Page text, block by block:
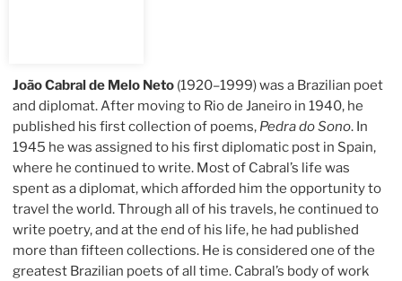
João Cabral de Melo Neto (1920–1999) was a Brazilian poet
and diplomat. After moving to Rio de Janeiro in 1940, he
published his first collection of poems, Pedra do Sono. In
1945 he was assigned to his first diplomatic post in Spain,
where he continued to write. Most of Cabral’s life was
spent as a diplomat, which afforded him the opportunity to
travel the world. Through all of his travels, he continued to
write poetry, and at the end of his life, he had published
more than fifteen collections. He is considered one of the
greatest Brazilian poets of all time. Cabral’s body of work